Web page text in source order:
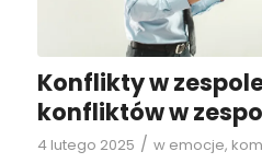
Konflikty w
konfliktów w
4 lutego 2025 / w emocje,